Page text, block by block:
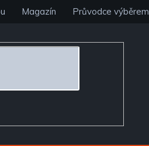
Magazín Průvodce výběrem